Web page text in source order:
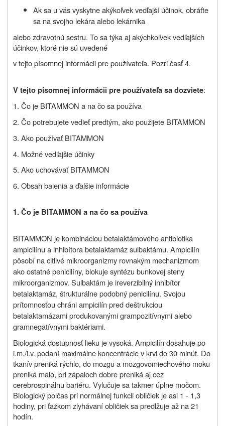
Ak sa u vás vyskytne akýkoľvek vedľajší účinok, obráťte
sa na svojho lekára alebo lekárnika
alebo zdravotnú sestru. To sa týka aj akýchkoľvek vedľajších
účinkov, ktoré nie sú uvedené
v tejto písomnej informácii pre používateľa. Pozri časť 4.
V tejto písomnej informácii pre používateľa sa dozviete:
1. Čo je BITAMMON a na čo sa používa
2. Čo potrebujete vedieť predtým, ako použijete BITAMMON
3. Ako používať BITAMMON
4. Možné vedľajšie účinky
5. Ako uchovávať BITAMMON
6. Obsah balenia a ďalšie informácie
1. Čo je BITAMMON a na čo sa používa
BITAMMON je kombináciou betalaktámového antibiotika
ampicilínu a inhibítora betalaktamáz sulbaktámu. Ampicilín
pôsobí na citlivé mikroorganizmy rovnakým mechanizmom
ako ostatné penicilíny, blokuje syntézu bunkovej steny
mikroorganizmov. Sulbaktám je ireverzibilný inhibítor
betalaktamáz, štrukturálne podobný penicilínu. Svojou
prítomnosťou chráni ampicilín pred deštrukciou
betalaktamázami produkovanými grampozitívnymi alebo
gramnegatívnymi baktériami.
Biologická dostupnosť lieku je vysoká. Ampicilín dosahuje po
i.m./i.v. podaní maximálne koncentrácie v krvi do 30 minút. Do
tkanív preniká rýchlo, do mozgu a mozgovomiechového moku
preniká málo, pri zápaloch dobre preniká aj cez
cerebrospinálnu bariéru. Vylučuje sa takmer úplne močom.
Biologický polčas pri normálnej funkcii obličiek je asi 1 - 1,3
hodiny, pri ťažkom zlyhávaní obličiek sa predlžuje až na 21
hodín.